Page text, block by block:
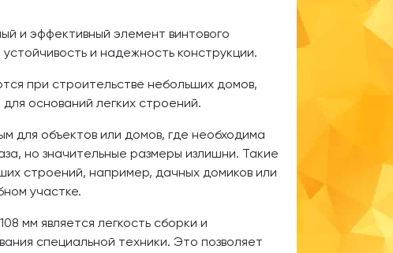
и эффективный элемент винтового
и надежность конструкции.
при строительстве небольших домов,
оснований легких строений.
для объектов или домов, где необходима
но значительные размеры излишни. Такие
строений, например, дачных домиков или
участке.
мм является легкость сборки и
специальной техники. Это позволяет